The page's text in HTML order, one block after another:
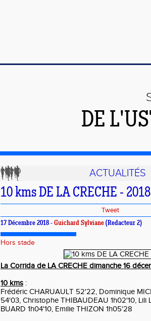
DE
ACTUALITÉS
10 kms DE LA CRECHE - 2018
Tweet
17 Décembre 2018 - Guichard Sylviane (Redacteur 2)
Hors stade
La Corrida de LA CRECHE dimanche 16
10 kms :
Frédéric CHARUAULT 52'22, Dominique
54'03, Christophe THIBAUDEAU 1h02'10, Lili
BUARD 1h04'10, Emilie THIZON 1h05'28